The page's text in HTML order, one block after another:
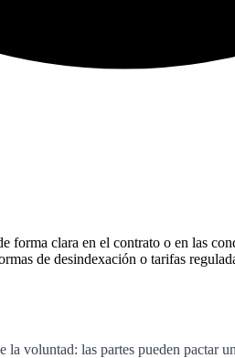
clara en el contrato o en las
de desindexación o tarifas
voluntad: las partes pueden